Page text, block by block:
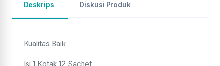
Deskripsi Diskusi Produk
Kualitas Baik
Isi 1 Kotak 12 Sachet